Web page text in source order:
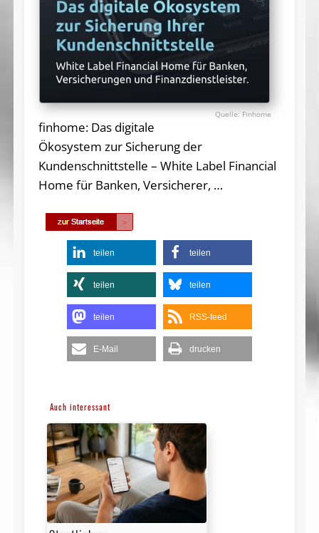
Finhome
finhome: Das digitale
Ökosystem zur Sicherung der
Kundenschnittstelle – White Label Financial
Home für Banken, Versicherer, …
teilen teilen
teilen teilen
teilen RSS-feed
E-Mail drucken
Auch interessant